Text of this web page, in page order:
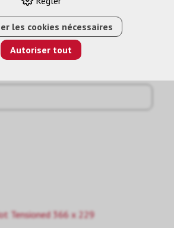
Tensioned 366 x 229
les cookies nécessaires
Autoriser tout